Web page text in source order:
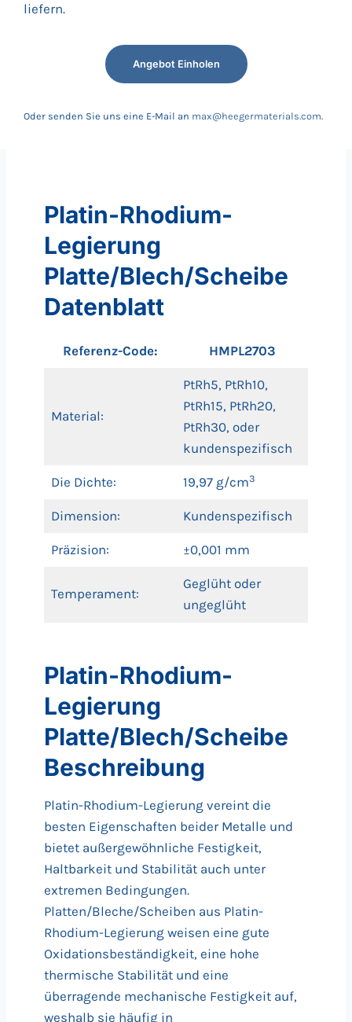
liefern.
Angebot Einholen
Oder senden Sie uns eine E-Mail an max@heegermaterials.com.
Platin-Rhodium-
Legierung
Platte/Blech/Scheibe
Datenblatt
Referenz-Code: HMPL2703
Material:
PtRh5, PtRh10,
PtRh15, PtRh20,
PtRh30, oder
kundenspezifisch
Die Dichte: 19,97 g/cm3
Dimension: Kundenspezifisch
Präzision: ±0,001 mm
Temperament:
Geglüht oder
ungeglüht
Platin-Rhodium-
Legierung
Platte/Blech/Scheibe
Beschreibung
Platin-Rhodium-Legierung vereint die
besten Eigenschaften beider Metalle und
bietet außergewöhnliche Festigkeit,
Haltbarkeit und Stabilität auch unter
extremen Bedingungen.
Platten/Bleche/Scheiben aus Platin-
Rhodium-Legierung weisen eine gute
Oxidationsbeständigkeit, eine hohe
thermische Stabilität und eine
überragende mechanische Festigkeit auf,
weshalb sie häufig in